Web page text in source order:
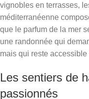
vignobles en terrasses,
méditerranéenne
que le parfum de la mer
une randonnée qui
mais qui reste
Les sentiers de
passionnés